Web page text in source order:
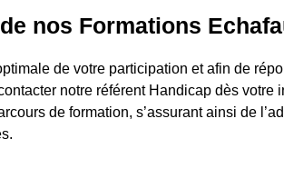
nos Formations
de votre participation et afin de
notre référent Handicap dès votre
de formation, s’assurant ainsi de